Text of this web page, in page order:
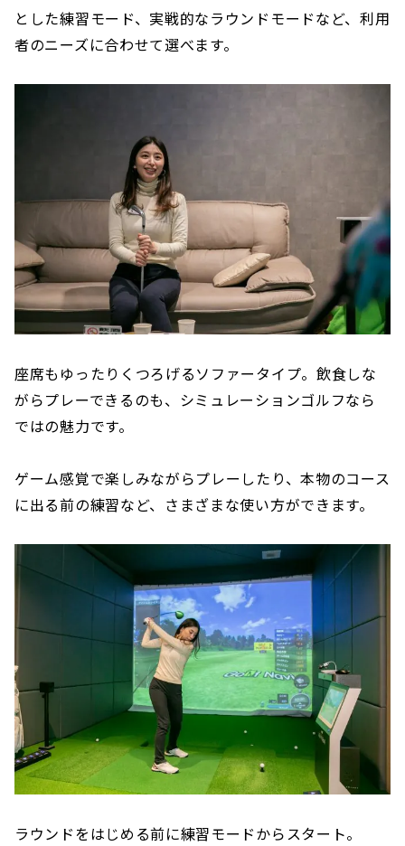
とした練習モード、実戦的なラウンドモードなど、利用
者のニーズに合わせて選べます。
座席もゆったりくつろげるソファータイプ。飲食しな
がらプレーできるのも、シミュレーションゴルフなら
ではの魅力です。
ゲーム感覚で楽しみながらプレーしたり、本物のコース
に出る前の練習など、さまざまな使い方ができます。
ラウンドをはじめる前に練習モードからスタート。